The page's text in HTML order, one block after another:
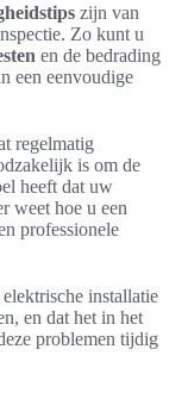
zijn van
Zo kunt u
en de bedrading
een eenvoudige
regelmatig
is om de
heeft dat uw
weet hoe u een
professionele
installatie
en dat het in het
problemen tijdig